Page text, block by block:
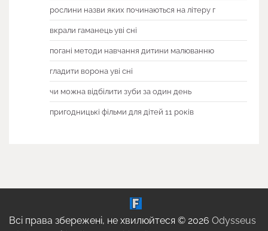
рослини назви яких починаються на літеру г
вкрали гаманець уві сні
погані методи навчання дитини малюванню
гладити ворона уві сні
чи можна відбілити зуби за один день
пригодницькі фільми для дітей 11 років
Всі права збережені, не хвилюйтеся © 2026 Odysseus